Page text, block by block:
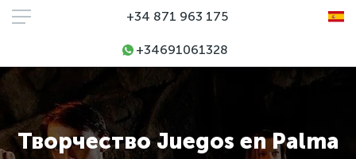
+34 871 963 175
+34691061328
Творчество Juegos en Palma